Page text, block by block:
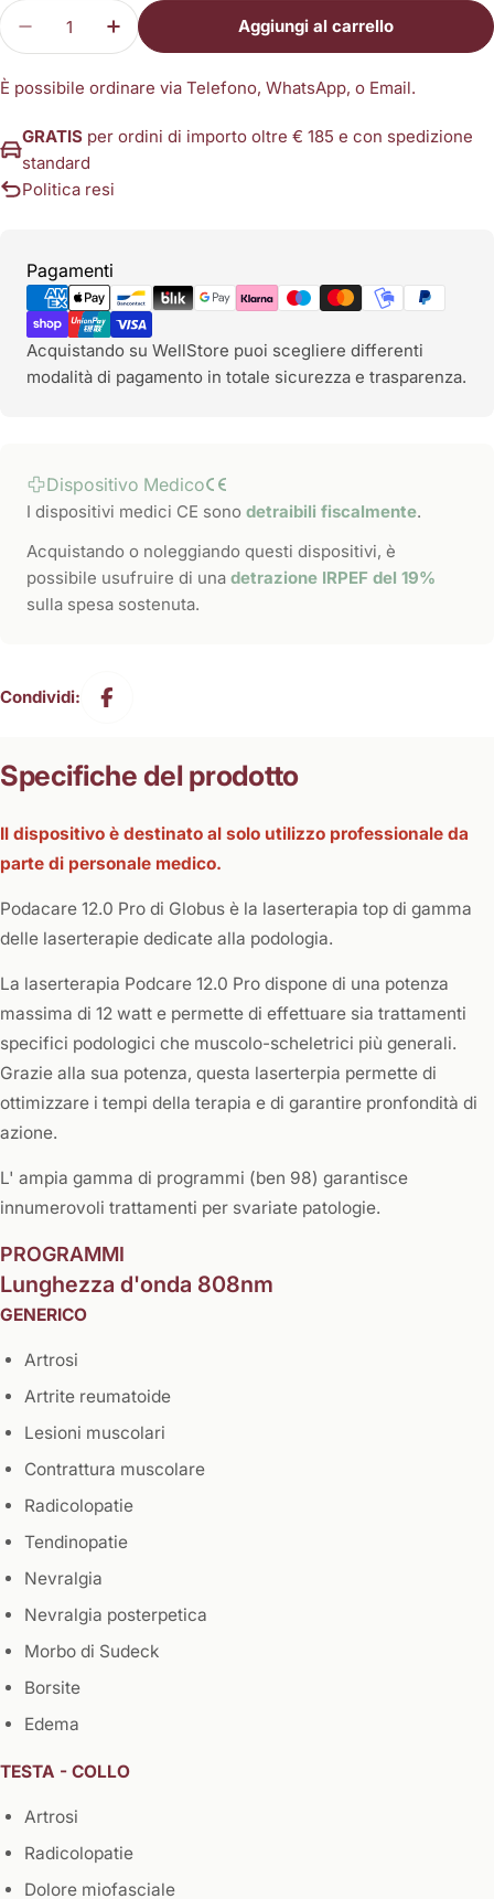
Quantità
Diminuisci la quantità per Podcare 12.0 Pro
Aumenta la quantità per Podcare 12.0
Aggiungi al carrello
È possibile ordinare via Telefono, WhatsApp, o Email.
GRATIS per ordini di importo oltre € 185 e con spedizione
standard
Politica resi
Pagamenti
Metodi
di
pagamento
Acquistando su WellStore puoi scegliere differenti
modalità di pagamento in totale sicurezza e trasparenza.
Dispositivo Medico
I dispositivi medici CE sono detraibili fiscalmente.
Acquistando o noleggiando questi dispositivi, è
possibile usufruire di una detrazione IRPEF del 19%
sulla spesa sostenuta.
Condividi:
Specifiche del prodotto
Il dispositivo è destinato al solo utilizzo professionale da
parte di personale medico.
Podacare 12.0 Pro di Globus è la laserterapia top di gamma
delle laserterapie dedicate alla podologia.
La laserterapia Podcare 12.0 Pro dispone di una potenza
massima di 12 watt e permette di effettuare sia trattamenti
specifici podologici che muscolo-scheletrici più generali.
Grazie alla sua potenza, questa laserterpia permette di
ottimizzare i tempi della terapia e di garantire pronfondità di
azione.
L' ampia gamma di programmi (ben 98) garantisce
innumerovoli trattamenti per svariate patologie.
PROGRAMMI
Lunghezza d'onda 808nm
GENERICO
Artrosi
Artrite reumatoide
Lesioni muscolari
Contrattura muscolare
Radicolopatie
Tendinopatie
Nevralgia
Nevralgia posterpetica
Morbo di Sudeck
Borsite
Edema
TESTA - COLLO
Artrosi
Radicolopatie
Dolore miofasciale